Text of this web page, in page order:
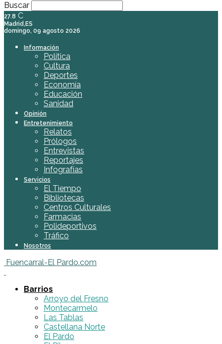
Buscar
27.8 C
Madrid,ES
domingo, 09 agosto 2026
Información
Política
Cultura
Deportes
Economía
Educación
Sanidad
Opinión
Entretenimiento
Relatos
Prólogos
Entrevistas
Reportajes
Infografías
Servicios
El Tiempo
Bibliotecas
Centros Culturales
Farmacias
Polideportivos
Tráfico
Nosotros
Fuencarral-El Pardo.com
Barrios
Arroyo del Fresno
Montecarmelo
Las Tablas
Castellana Norte
El Pardo